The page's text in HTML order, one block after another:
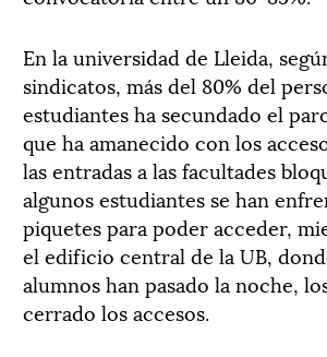
En la universidad de Lleida,
sindicatos, más del 80% del
estudiantes ha secundado el
que ha amanecido con los
las entradas a las facultades
algunos estudiantes se han
piquetes para poder acceder,
el edificio central de la UB,
alumnos han pasado la noche,
cerrado los accesos.